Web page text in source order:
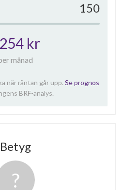
150
kr
månad
när räntan går upp. Se prognos
BRF-analys.
Betyg